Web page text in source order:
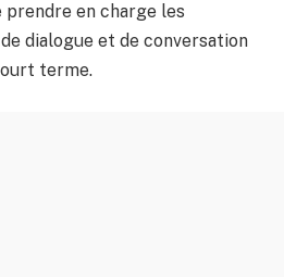
prendre en charge les
dialogue et de conversation
terme.